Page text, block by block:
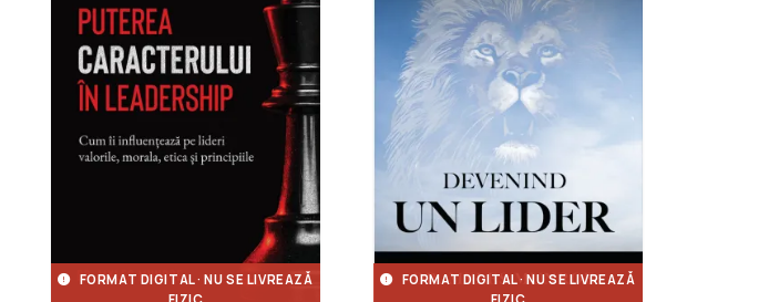
FORMAT DIGITAL · NU SE LIVREAZĂ
FORMAT DIGITAL · NU SE LIVREAZĂ